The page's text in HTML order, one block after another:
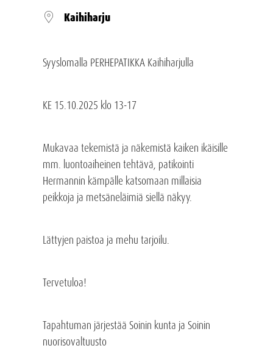
Kaihiharju
Syyslomalla PERHEPATIKKA Kaihiharjulla
KE 15.10.2025 klo 13-17
Mukavaa tekemistä ja näkemistä kaiken ikäisille
mm. luontoaiheinen tehtävä, patikointi
Hermannin kämpälle katsomaan millaisia
peikkoja ja metsäneläimiä siellä näkyy.
Lättyjen paistoa ja mehu tarjoilu.
Tervetuloa!
Tapahtuman järjestää Soinin kunta ja Soinin
nuorisovaltuusto